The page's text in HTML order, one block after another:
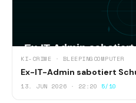
KI-CRIME · BLEEPINGCOMPUTER
Ex-IT-Admin sabotiert
13. JUN 2026 · 22:20 5/10